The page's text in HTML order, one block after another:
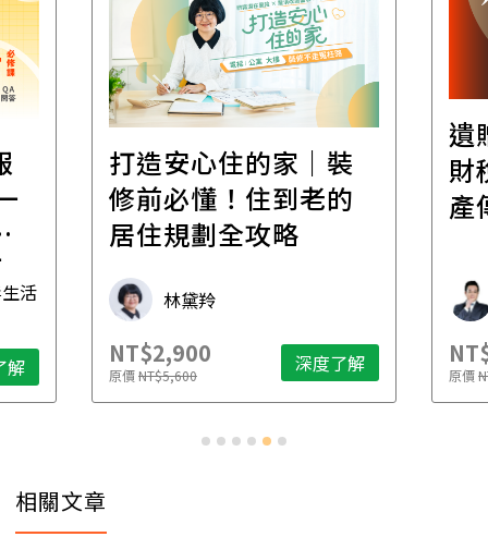
活
解
打造安心住的家｜裝
修前必懂！住到老的
居住規劃全攻略
林黛羚
NT$2,900
原價NT$5,600 深度了解
遺
財
產
原價
相關文章